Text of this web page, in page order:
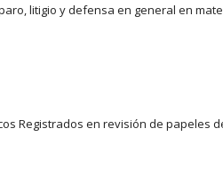
litigio y defensa en general en
Registrados en revisión de papeles